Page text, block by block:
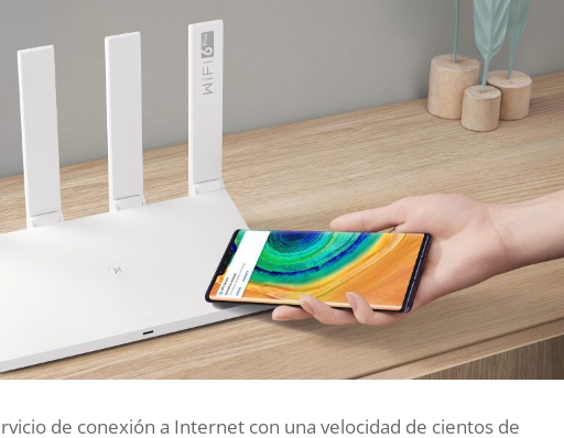
de conexión a Internet con una velocidad de cientos de